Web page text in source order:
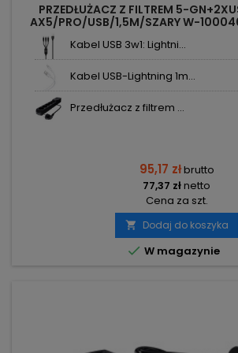
PRZEDŁUŻACZ Z FILTREM 5-
AX5/PRO/USB/1,5M/SZARY W-
Kabel USB 3w1: Lightni...
Kabel USB-Lightning 1m...
Przedłużacz z filtrem ...
95,17 złbrutto
77,37 złnetto
Cena za szt.
 Dodaj do koszyka
 W magazynie